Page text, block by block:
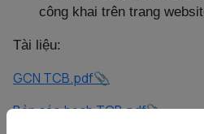
công khai trên trang
Tài liệu:
GCN TCB.pdf
Bản cáo bạch TCB.pdf